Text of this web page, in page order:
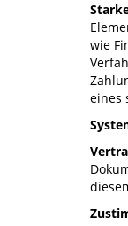
wie
eines